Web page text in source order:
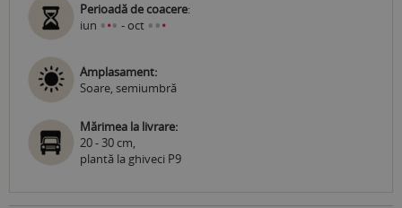
Perioadă de coacere:
iun ••• - oct •••
Amplasament:
Soare, semiumbră
Mărimea la livrare:
20 - 30 cm,
plantă la ghiveci P9